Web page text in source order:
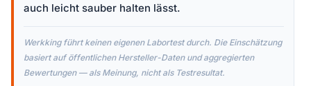
auch leicht sauber halten lässt.
Werkking führt keinen eigenen Labortest durch. Die Einschätzung
basiert auf öffentlichen Hersteller-Daten und aggregierten
Bewertungen — als Meinung, nicht als Testresultat.